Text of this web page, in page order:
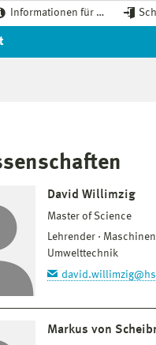
Informationen für …
David Willimzig
Master of Science
Lehrender
Umwelttechnik
Markus von